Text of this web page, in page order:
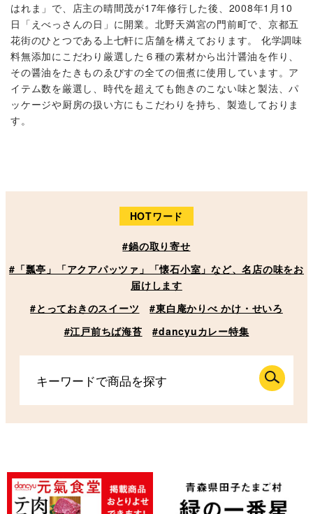
はれま」で、店主の晴間茂が17年修行した後、2008年1月10
日「えべっさんの日」に開業。北野天満宮の門前町で、京都五
花街のひとつである上七軒に店舗を構えております。 化学調味
料無添加にこだわり厳選した６種の素材から出汁醤油を作り、
その醤油をたきものゑびすの全ての佃煮に使用しています。ア
イテム数を厳選し、時代を超えても飽きのこない味と製法、パ
ッケージや厨房の扱い方にもこだわりを持ち、製造しておりま
す。
HOTワード
#鍋の取り寄せ
#「瓢亭」「アクアパッツァ」「懐石小室」など、名店の味をお
届けします
#とっておきのスイーツ
#東白庵かりべ かけ・せいろ
#江戸前ちば海苔
#dancyuカレー特集